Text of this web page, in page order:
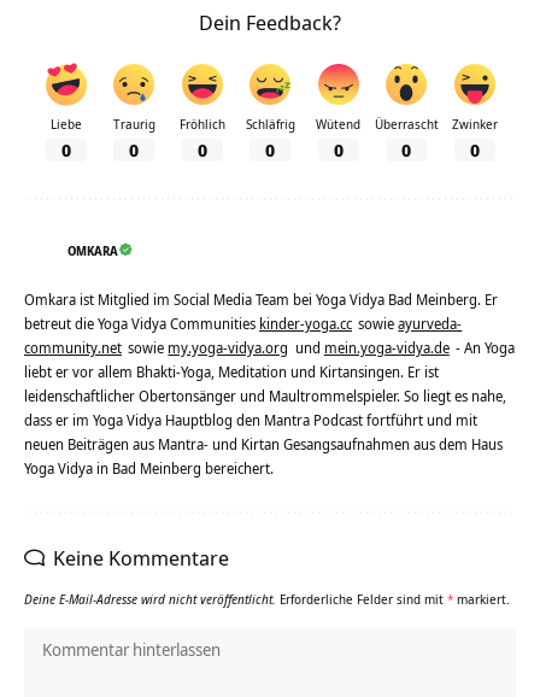
Dein Feedback?
Liebe
0
Traurig
0
Fröhlich
0
Schläfrig
0
Wütend
0
Überrascht
0
Zwinker
0
OMKARA
Omkara ist Mitglied im Social Media Team bei Yoga Vidya Bad Meinberg. Er
betreut die Yoga Vidya Communities kinder-yoga.cc sowieayurveda-
community.net sowie my.yoga-vidya.org und mein.yoga-vidya.de - An Yoga
liebt er vor allem Bhakti-Yoga, Meditation und Kirtansingen. Er ist
leidenschaftlicher Obertonsänger und Maultrommelspieler. So liegt es nahe,
dass er im Yoga Vidya Hauptblog den Mantra Podcast fortführt und mit
neuen Beiträgen aus Mantra- und Kirtan Gesangsaufnahmen aus dem Haus
Yoga Vidya in Bad Meinberg bereichert.
Keine Kommentare
Deine E-Mail-Adresse wird nicht veröffentlicht. Erforderliche Felder sind mit * markiert.